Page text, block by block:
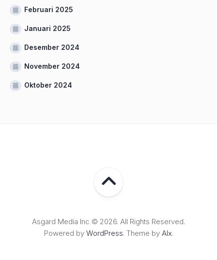
Februari 2025
Januari 2025
Desember 2024
November 2024
Oktober 2024
Asgard Media Inc © 2026. All Rights Reserved.
Powered by WordPress. Theme by Alx.